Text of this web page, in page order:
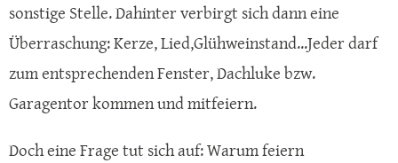
sonstige Stelle. Dahinter verbirgt sich dann eine
Überraschung: Kerze, Lied,Glühweinstand...Jeder darf
zum entsprechenden Fenster, Dachluke bzw.
Garagentor kommen und mitfeiern.
Doch eine Frage tut sich auf: Warum feiern